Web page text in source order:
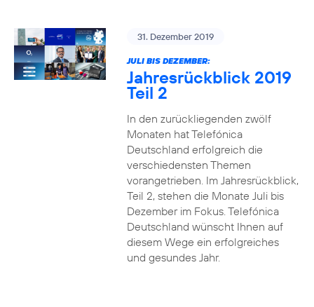
31. Dezember 2019
JULI BIS DEZEMBER:
Jahresrückblick 2019
Teil 2
In den zurückliegenden zwölf
Monaten hat Telefónica
Deutschland erfolgreich die
verschiedensten Themen
vorangetrieben. Im Jahresrückblick,
Teil 2, stehen die Monate Juli bis
Dezember im Fokus. Telefónica
Deutschland wünscht Ihnen auf
diesem Wege ein erfolgreiches
und gesundes Jahr.